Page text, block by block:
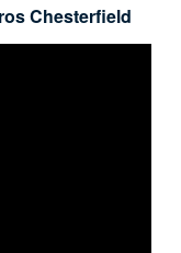
Chesterfield